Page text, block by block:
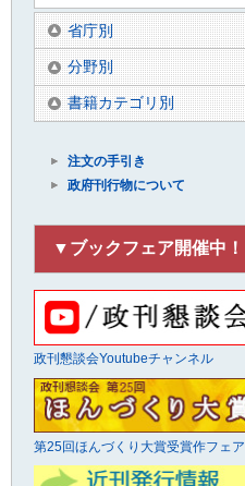
省庁別
分野別
書籍カテゴリ別
注文の手引き
政府刊行物について
▼ブックフェア開催中！
政刊懇談会Youtubeチャンネル
第25回ほんづくり大賞受賞作フェア